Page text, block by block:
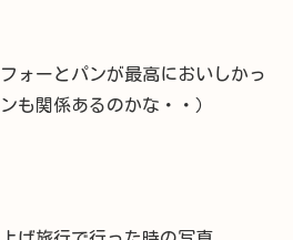
ォーとパンが最高においしかっ
も関係あるのかな・・）